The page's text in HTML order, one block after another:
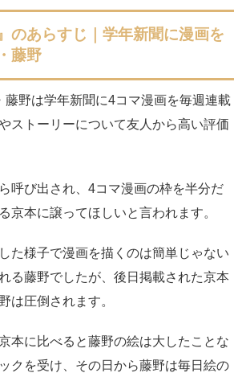
のあらすじ｜学年新聞に漫画を
藤野
藤野は学年新聞に4コマ漫画を毎週連載
ストーリーについて友人から高い評価
呼び出され、4コマ漫画の枠を半分だ
京本に譲ってほしいと言われます。
た様子で漫画を描くのは簡単じゃない
る藤野でしたが、後日掲載された京本
は圧倒されます。
本に比べると藤野の絵は大したことな
クを受け、その日から藤野は毎日絵の